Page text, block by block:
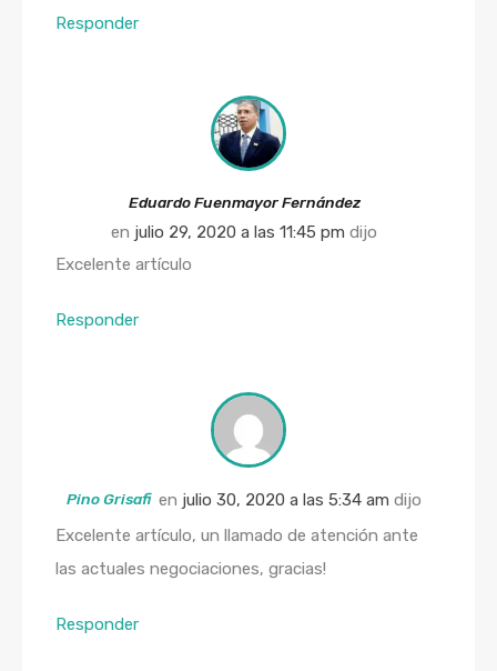
Responder
Eduardo Fuenmayor Fernández
en julio 29, 2020 a las 11:45 pm dijo
Excelente artículo
Responder
Pino Grisafi en julio 30, 2020 a las 5:34 am dijo
Excelente artículo, un llamado de atención ante
las actuales negociaciones, gracias!
Responder